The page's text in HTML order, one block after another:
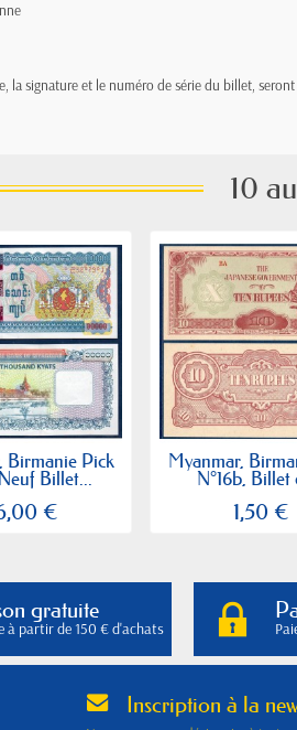
la signature et le numéro de série du billet,
10
Birmanie Pick
Billet...
€
Myanmar,
N°16b, Billet
1,50 €
gratuite
à partir de 150 € d'achats
Inscription à la